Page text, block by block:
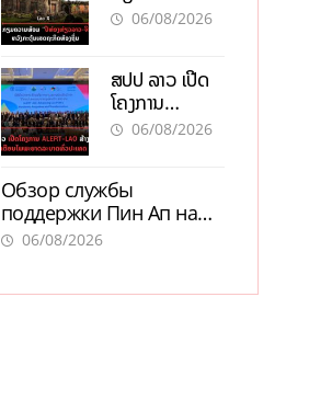
“ປີທ່ອງທ່ຽວ
ເສດຖະກິດ
ທ້ອງຖິ່ນ
06/08/2026
ສປປ ລາວ ເປີດ
ໂຄງການ
ALERT-LAO
ລະບາດທົ່ວ
ປະເທດ
06/08/2026
Обзор службы
поддержки Пин Ап на
официальном сайте с
06/08/2026